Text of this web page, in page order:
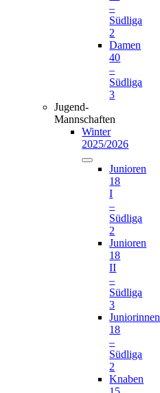
–
Südliga
2
Damen
40
–
Südliga
3
Jugend-
Mannschaften
Winter
2025/2026
Junioren
18
I
–
Südliga
2
Junioren
18
II
–
Südliga
3
Juniorinnen
18
–
Südliga
2
Knaben